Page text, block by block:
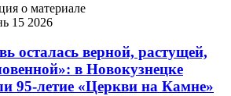
о материале
15 2026
осталась верной, растущей,
в Новокузнецке
95-летие «Церкви на Камне»